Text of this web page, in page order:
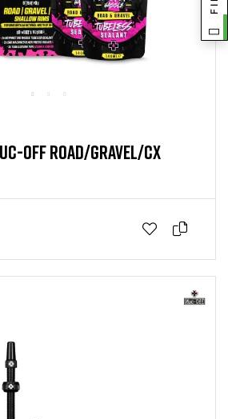
OFF ROAD/GRAVEL/CX